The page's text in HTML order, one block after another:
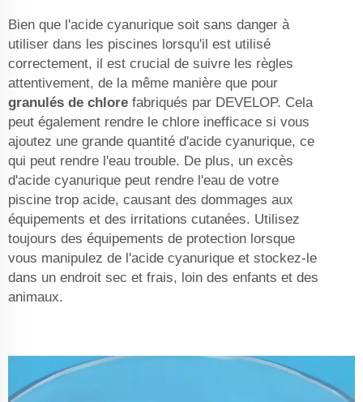
Bien que l'acide cyanurique soit sans danger à
utiliser dans les piscines lorsqu'il est utilisé
correctement, il est crucial de suivre les règles
attentivement, de la même manière que pour
granulés de chlore fabriqués par DEVELOP. Cela
peut également rendre le chlore inefficace si vous
ajoutez une grande quantité d'acide cyanurique, ce
qui peut rendre l'eau trouble. De plus, un excès
d'acide cyanurique peut rendre l'eau de votre
piscine trop acide, causant des dommages aux
équipements et des irritations cutanées. Utilisez
toujours des équipements de protection lorsque
vous manipulez de l'acide cyanurique et stockez-le
dans un endroit sec et frais, loin des enfants et des
animaux.